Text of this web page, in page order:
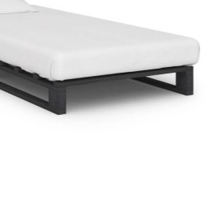
Тренажори за баланс
Подложки за фитнес уреди
Силови кули
Йога и пилатес